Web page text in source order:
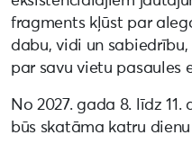
fragments kļūst par
dabu, vidi un
par savu vietu pasaules
No 2027. gada 8. līdz
būs skatāma katru